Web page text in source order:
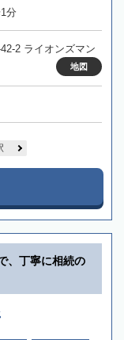
分
2 ライオンズマン
地図
、丁寧に相続の